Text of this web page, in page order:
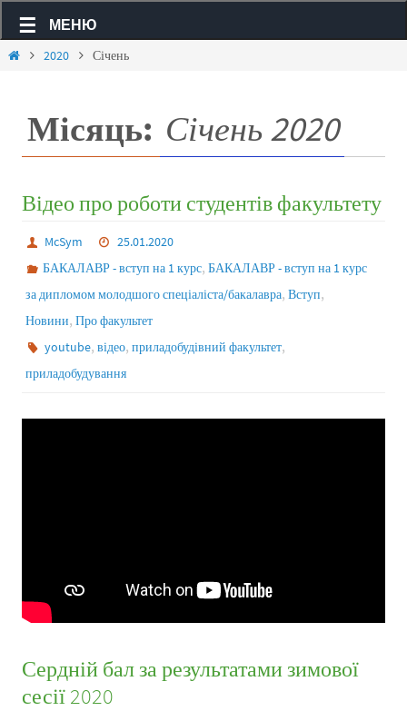
МЕНЮ
2020 Січень
Місяць: Січень 2020
Відео про роботи студентів факультету
McSym
25.01.2020
БАКАЛАВР - вступ на 1 курс,БАКАЛАВР - вступ на 1 курс
за дипломом молодшого спеціаліста/бакалавра, Вступ,
Новини, Про факультет
youtube,відео,приладобудівний факультет,
приладобудування
Сердній бал за результатами зимової
сесії 2020